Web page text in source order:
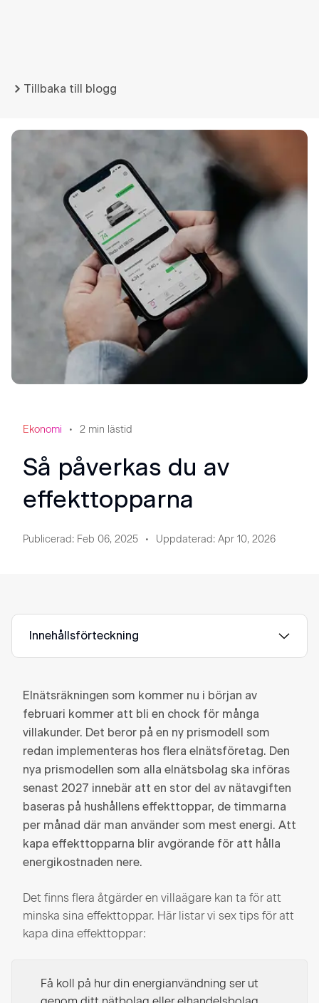
Tillbaka till blogg
Ekonomi 2 min lästid
Så påverkas du av
effekttopparna
Publicerad: Feb 06, 2025 Uppdaterad: Apr 10, 2026
Innehållsförteckning
Elnätsräkningen som kommer nu i början av
februari kommer att bli en chock för många
villakunder. Det beror på en ny prismodell som
redan implementeras hos flera elnätsföretag. Den
nya prismodellen som alla elnätsbolag ska införas
senast 2027 innebär att en stor del av nätavgiften
baseras på hushållens effekttoppar, de timmarna
per månad där man använder som mest energi. Att
kapa effekttopparna blir avgörande för att hålla
energikostnaden nere.
Det finns flera åtgärder en villaägare kan ta för att
minska sina effekttoppar. Här listar vi sex tips för att
kapa dina effekttoppar:
Få koll på hur din energianvändning ser ut